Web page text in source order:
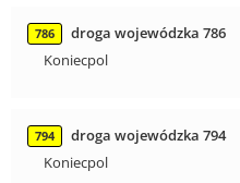
786
droga wojewódzka 786
Koniecpol
794
droga wojewódzka 794
Koniecpol